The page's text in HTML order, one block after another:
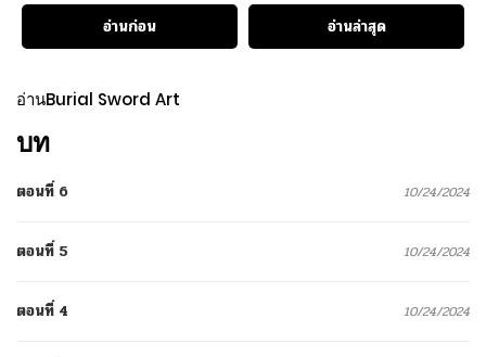
อ่านก่อน
อ่านล่าสุด
อ่านBurial Sword Art
บท
ตอนที่ 6 10/24/2024
ตอนที่ 5 10/24/2024
ตอนที่ 4 10/24/2024